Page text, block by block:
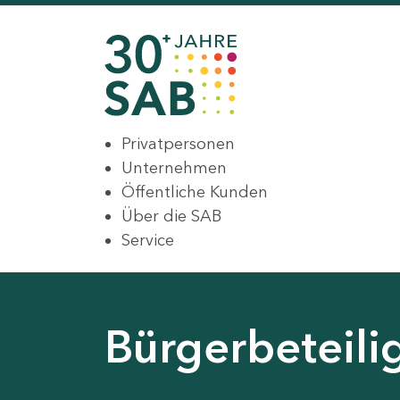
Privatpersonen
Unternehmen
Öffentliche Kunden
Über die SAB
Service